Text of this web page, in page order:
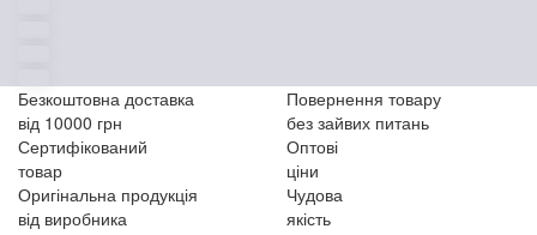
Безкоштовна доставка
від 10000 грн
Повернення товару
без зайвих питань
Сертифікований
товар
Оптові
ціни
Оригінальна продукція
від виробника
Чудова
якість